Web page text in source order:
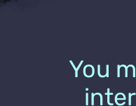
You